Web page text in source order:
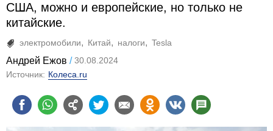
США, можно и европейские, но только не
китайские.
электромобили Китай налоги Tesla
Андрей Ежов
30.08.2024
Источник: Колеса.ru